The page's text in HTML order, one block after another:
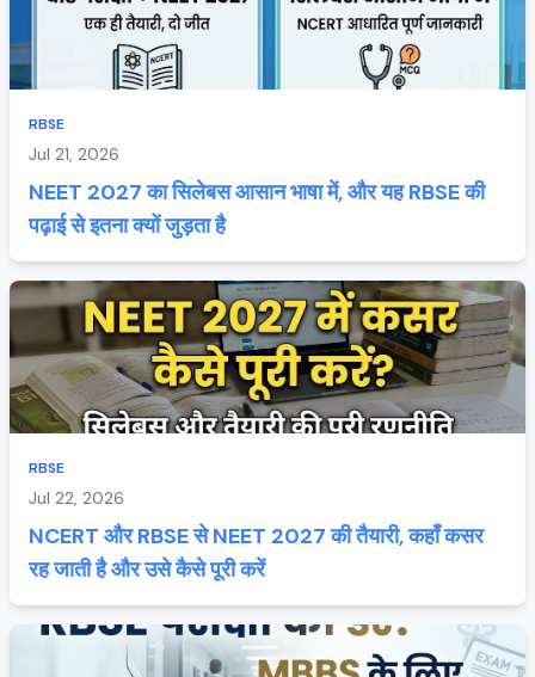
RBSE
Jul 21, 2026
NEET 2027 का सिलेबस आसान भाषा में, और यह RBSE की
पढ़ाई से इतना क्यों जुड़ता है
RBSE
Jul 22, 2026
NCERT और RBSE से NEET 2027 की तैयारी, कहाँ कसर
रह जाती है और उसे कैसे पूरी करें